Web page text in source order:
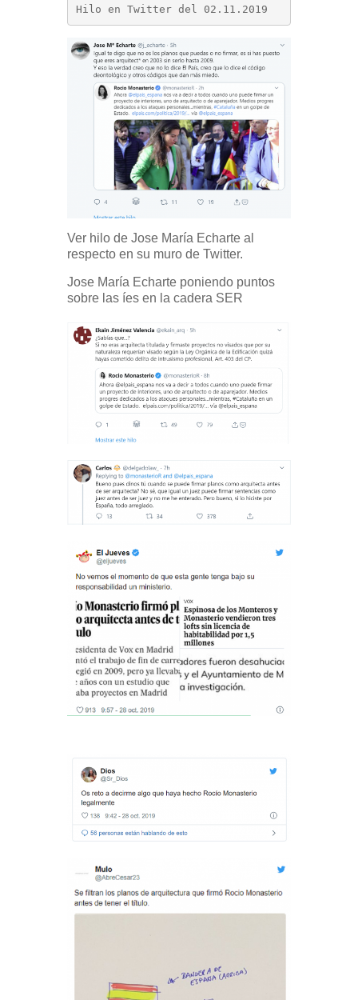
Hilo en Twitter del 02.11.2019
Ver hilo de Jose María Echarte al
respecto en su muro de Twitter.
Jose María Echarte poniendo puntos
sobre las íes en la cadera SER